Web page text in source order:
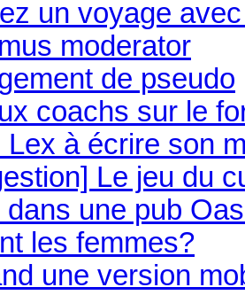
un voyage
moderator
de pseudo
coachs sur le
Lex à écrire son
Le jeu du
dans une pub
les femmes?
une version